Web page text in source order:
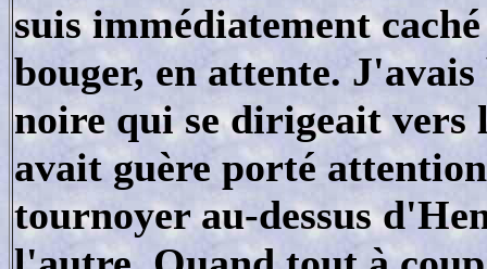
suis immédiatement
bouger, en attente.
noire qui se dirigeait vers
avait guère porté
tournoyer au-dessus